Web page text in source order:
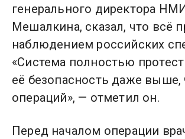
генерального директора
Мешалкина, сказал, что всё
наблюдением российских
«Система полностью
её безопасность даже
операций», — отметил он.
Перед началом операции